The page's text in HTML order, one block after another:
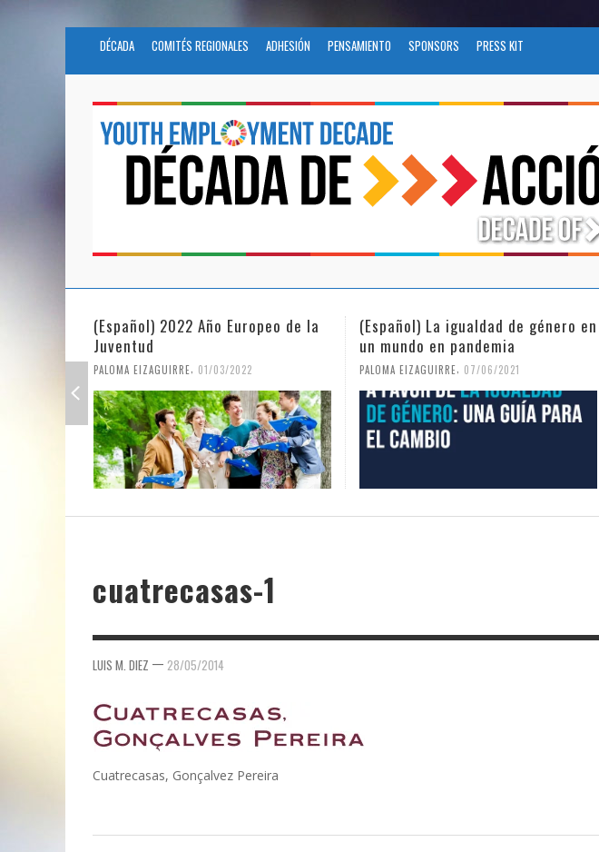
DÉCADA COMITÉS REGIONALES ADHESIÓN PENSAMIENTO SPONSORS PRESS KIT
(Español) 2022 Año Europeo de la
Juventud
PALOMA EIZAGUIRRE 01/03/2022
(Español) La igualdad de género en
un mundo en pandemia
PALOMA EIZAGUIRRE 07/06/2021
cuatrecasas-1
LUIS M. DIEZ — 28/05/2014
Cuatrecasas, Gonçalvez Pereira